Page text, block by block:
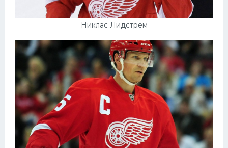
Никлас Лидстрём